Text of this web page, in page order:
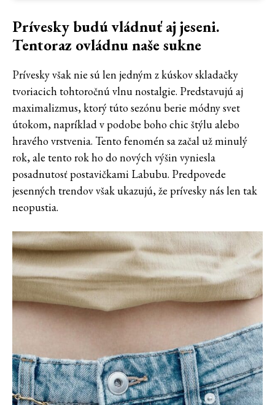
Prívesky budú vládnuť aj jeseni.
Tentoraz ovládnu naše sukne
Prívesky však nie sú len jedným z kúskov skladačky
tvoriacich tohtoročnú vlnu nostalgie. Predstavujú aj
maximalizmus, ktorý túto sezónu berie módny svet
útokom, napríklad v podobe boho chic štýlu alebo
hravého vrstvenia. Tento fenomén sa začal už minulý
rok, ale tento rok ho do nových výšin vyniesla
posadnutosť postavičkami Labubu. Predpovede
jesenných trendov však ukazujú, že prívesky nás len tak
neopustia.